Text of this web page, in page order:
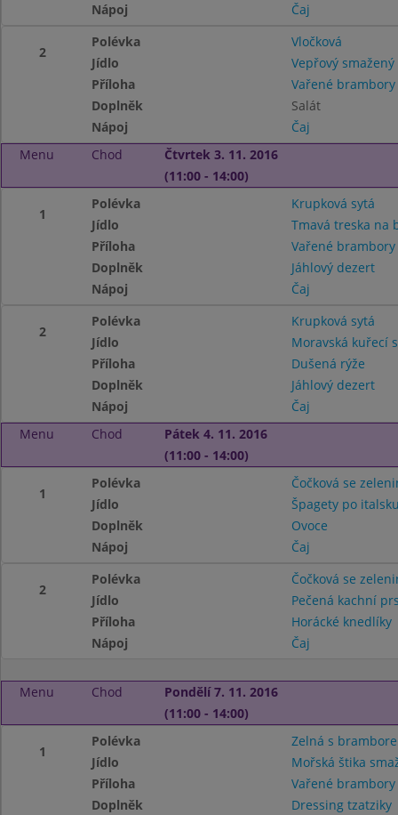
Nápoj
Čaj
2
Polévka
Vločková
Jídlo
Vepřový
Příloha
Vařené
Doplněk
Salát
Nápoj
Čaj
Menu
Chod
Čtvrtek 3. 11. 2016
(11:00 - 14:00)
1
Polévka
Krupková sytá
Jídlo
Tmavá treska na
Příloha
Vařené
Doplněk
Jáhlový dezert
Nápoj
Čaj
2
Polévka
Krupková sytá
Jídlo
Moravská kuřecí
Příloha
Dušená rýže
Doplněk
Jáhlový dezert
Nápoj
Čaj
Menu
Chod
Pátek 4. 11. 2016
(11:00 - 14:00)
1
Polévka
Čočková se
Jídlo
Špagety po
Doplněk
Ovoce
Nápoj
Čaj
2
Polévka
Čočková se
Jídlo
Pečená kachní
Příloha
Horácké knedlíky
Nápoj
Čaj
Menu Chod
Pondělí 7. 11. 2016
(11:00 - 14:00)
1
Polévka
Zelná s
Jídlo
Mořská štika
Příloha
Vařené
Doplněk
Dressing tzatziky